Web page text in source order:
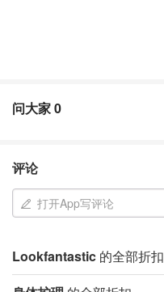
问大家0
评论
打开App写评论
Lookfantastic 的全部折扣